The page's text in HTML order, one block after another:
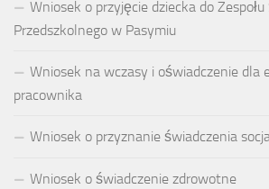
Wniosek o przyjęcie dziecka do
Przedszkolnego w Pasymiu
Wniosek na wczasy i oświadczenie dla
pracownika
Wniosek o przyznanie świadczenia
Wniosek o świadczenie zdrowotne